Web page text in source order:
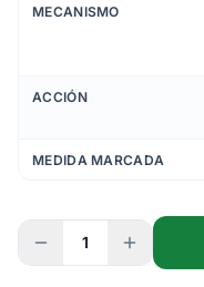
MECANISMO
ACCIÓN
MEDIDA MARCADA
1